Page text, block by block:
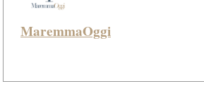
MaremmaOggi